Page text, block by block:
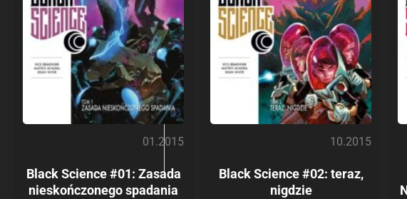
01.2015
Black Science #01: Zasada
nieskończonego spadania
10.2015
Black Science #02: teraz,
nigdzie